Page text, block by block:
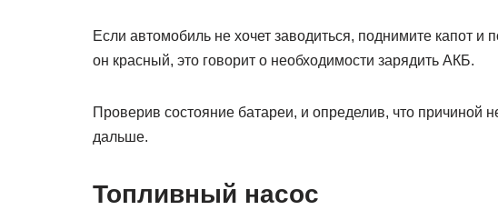
Если автомобиль не хочет заводиться, поднимите капот и
он красный, это говорит о необходимости зарядить АКБ.
Проверив состояние батареи, и определив, что причиной
дальше.
Топливный насос